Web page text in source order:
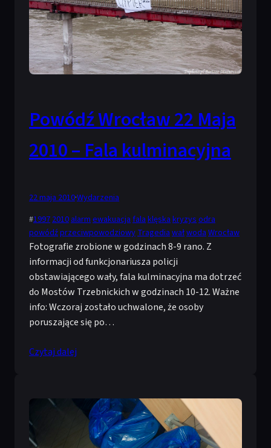
Powódź Wrocław 22 Maja
2010 – Fala kulminacyjna
22 maja 2010·Wydarzenia
#1997 2010 alarm ewakuacja fala klęska kryzys odra
powódźprzeciwpowodziowy Tragedia wałwoda Wrocław
Fotografie zrobione w godzinach 8-9 rano. Z
informacji od funkcjonariusza policji
obstawiającego wały, fala kulminacyjna ma dotrzeć
do Mostów Trzebnickich w godzinach 10-12. Ważne
info: Wczoraj zostało uchwalone, że osoby
poruszające się po…
Czytaj dalej